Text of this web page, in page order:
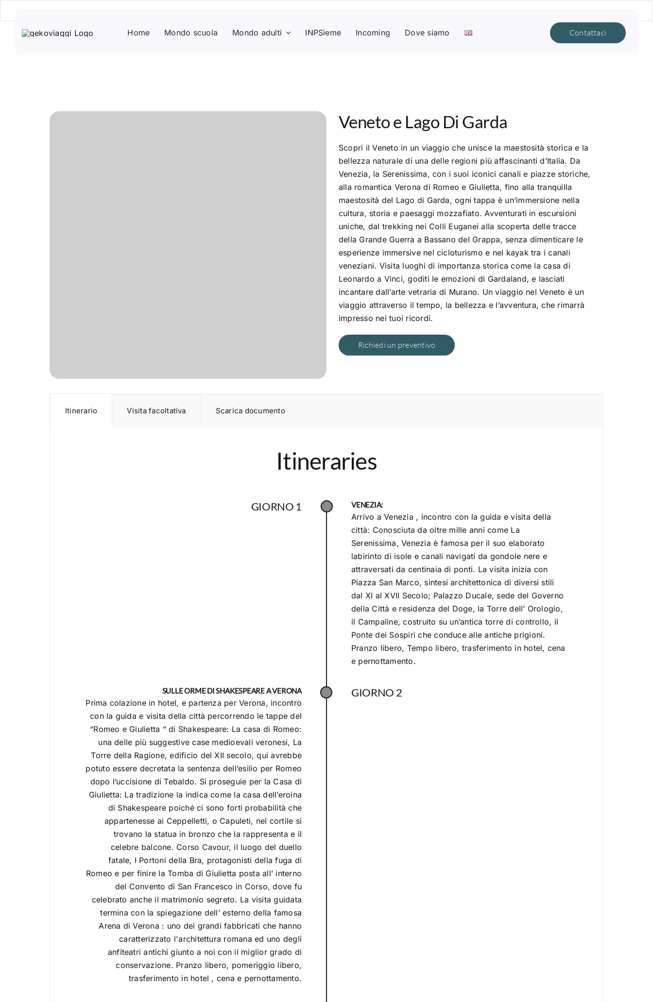
contenuto
Home Mondo scuola Mondo adulti INPSieme Incoming Dove siamo Contattaci
Veneto e Lago Di Garda
Scopri il Veneto in un viaggio che unisce la maestosità storica e la
bellezza naturale di una delle regioni più affascinanti d’Italia. Da
Venezia, la Serenissima, con i suoi iconici canali e piazze storiche,
alla romantica Verona di Romeo e Giulietta, fino alla tranquilla
maestosità del Lago di Garda, ogni tappa è un’immersione nella
cultura, storia e paesaggi mozzafiato. Avventurati in escursioni
uniche, dal trekking nei Colli Euganei alla scoperta delle tracce
della Grande Guerra a Bassano del Grappa, senza dimenticare le
esperienze immersive nel cicloturismo e nel kayak tra i canali
veneziani. Visita luoghi di importanza storica come la casa di
Leonardo a Vinci, goditi le emozioni di Gardaland, e lasciati
incantare dall’arte vetraria di Murano. Un viaggio nel Veneto è un
viaggio attraverso il tempo, la bellezza e l’avventura, che rimarrà
impresso nei tuoi ricordi.
Richiedi un preventivo
Itinerario Visita facoltativa Scarica documento
Itineraries
GIORNO 1 VENEZIA:
Arrivo a Venezia , incontro con la guida e visita della
città: Conosciuta da oltre mille anni come La
Serenissima, Venezia è famosa per il suo elaborato
labirinto di isole e canali navigati da gondole nere e
attraversati da centinaia di ponti. La visita inizia con
Piazza San Marco, sintesi architettonica di diversi stili
dal XI al XVII Secolo; Palazzo Ducale, sede del Governo
della Città e residenza del Doge, la Torre dell’ Orologio,
il Campaline, costruito su un’antica torre di controllo, il
Ponte dei Sospiri che conduce alle antiche prigioni.
Pranzo libero, Tempo libero, trasferimento in hotel, cena
e pernottamento.
GIORNO 2
SULLE ORME DI SHAKESPEARE A VERONA
Prima colazione in hotel, e partenza per Verona, incontro
con la guida e visita della città percorrendo le tappe del
“Romeo e Giulietta “ di Shakespeare: La casa di Romeo:
una delle più suggestive case medioevali veronesi, La
Torre della Ragione, edificio del XII secolo, qui avrebbe
potuto essere decretata la sentenza dell’esilio per Romeo
dopo l’uccisione di Tebaldo. Si proseguie per la Casa di
Giulietta: La tradizione la indica come la casa dell’eroina
di Shakespeare poiché ci sono forti probabilità che
appartenesse ai Ceppelletti, o Capuleti, nel cortile si
trovano la statua in bronzo che la rappresenta e il
celebre balcone. Corso Cavour, il luogo del duello
fatale, I Portoni della Bra, protagonisti della fuga di
Romeo e per finire la Tomba di Giulietta posta all’ interno
del Convento di San Francesco in Corso, dove fu
celebrato anche il matrimonio segreto. La visita guidata
termina con la spiegazione dell’ esterno della famosa
Arena di Verona : uno dei grandi fabbricati che hanno
caratterizzato l'architettura romana ed uno degli
anfiteatri antichi giunto a noi con il miglior grado di
conservazione. Pranzo libero, pomeriggio libero,
trasferimento in hotel , cena e pernottamento.